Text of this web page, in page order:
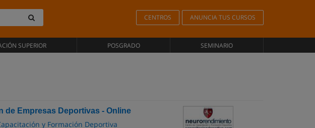
CENTROS ANUNCIA TUS CURSOS
SUPERIOR POSGRADO SEMINARIO
de Empresas Deportivas - Online
y Formación Deportiva